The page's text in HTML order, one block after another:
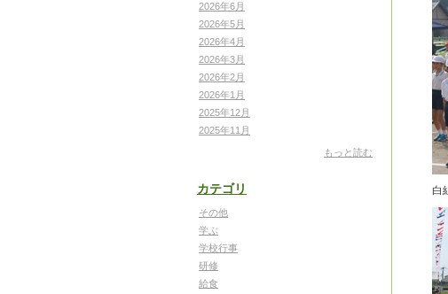
2026年6月
2026年5月
2026年4月
2026年3月
2026年2月
2026年1月
2025年12月
2025年11月
もっと読む
カテゴリ
その他
学ぶ
学校行事
研修
給食
白